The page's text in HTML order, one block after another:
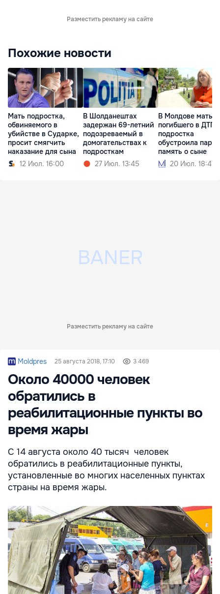
Разместить рекламу на сайте
Похожие новости
Мать подростка,
обвиняемого в
убийстве в Сударке,
просит смягчить
наказание для сына
12 Июл. 16:00
В Шолданештах
задержан 69-летний
подозреваемый в
домогательствах к
подросткам
27 Июл. 13:45
В Молдове мать
погибшего в ДТП
подростка
обустроила парк
память о сыне
20 Июл. 18:47
Разместить рекламу на сайте
Moldpres 25 августа 2018, 17:10 3 469
Около 40000 человек
обратились в
реабилитационные пункты во
время жары
С 14 августа около 40 тысяч человек
обратились в реабилитационные пункты,
установленные во многих населенных пунктах
страны на время жары.